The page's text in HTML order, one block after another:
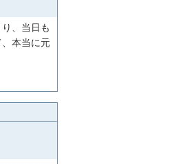
、当日も
本当に元